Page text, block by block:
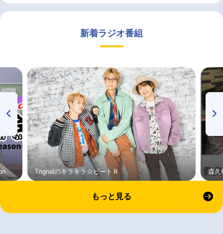
新着ラジオ番組
Trignalのキラキラ☆ビートＲ 森久
もっと見る